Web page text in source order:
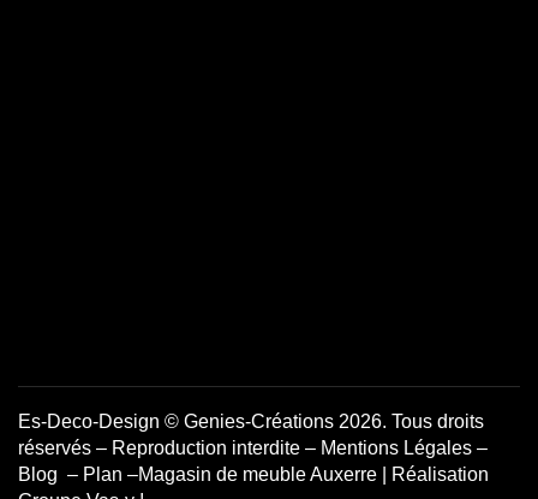
Es-Deco-Design © Genies-Créations 2026. Tous droits
réservés – Reproduction interdite – Mentions Légales –
Blog – Plan –Magasin de meuble Auxerre | Réalisation